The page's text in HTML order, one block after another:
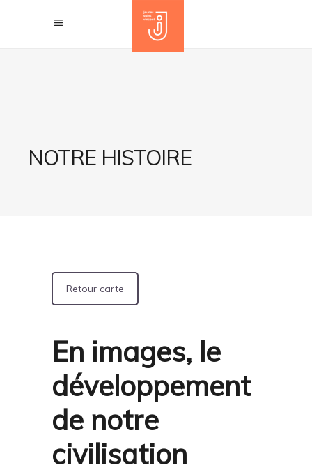
NOTRE HISTOIRE
Retour carte
En images, le
développement
de notre
civilisation